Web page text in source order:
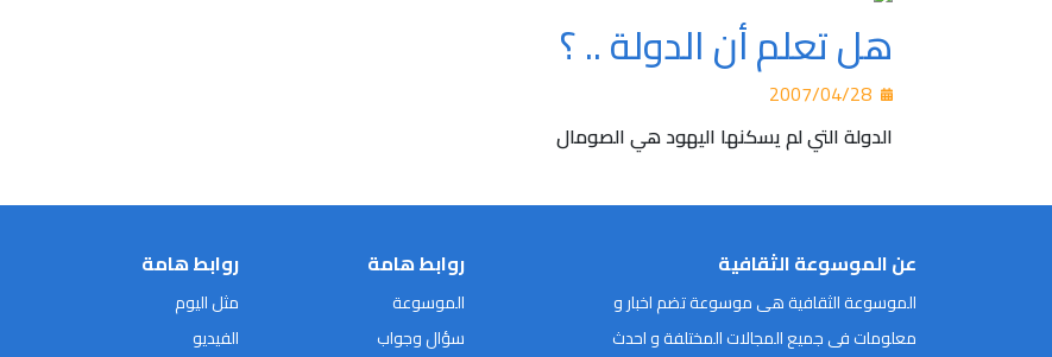
هل تعلم أن الدولة .. ؟
الدولة التي لم يسكنها اليهود هي الصومال
عن الموسوعة الثقافية
الموسوعة الثقافية هى موسوعة تضم اخبار و
معلومات فى جميع المجالات المختلفة و احدث
روابط هامة
الموسوعة
سؤال وجواب
روابط هامة
مثل اليوم
الفيديو